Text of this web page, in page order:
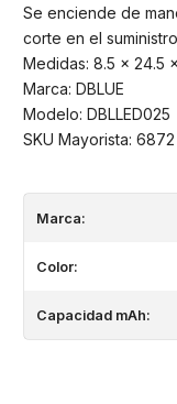
Se enciende de
corte en el
Medidas: 8.5 × 24.5
Marca: DBLUE
Modelo: DBLLED025
SKU Mayorista: 6872
Marca:
Color:
Capacidad mAh: